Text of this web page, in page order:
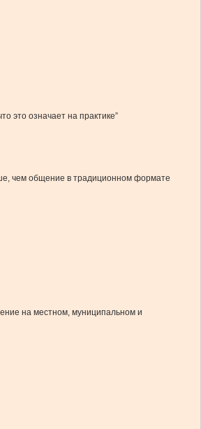
это означает на практике”
чем общение в традиционном формате
на местном, муниципальном и